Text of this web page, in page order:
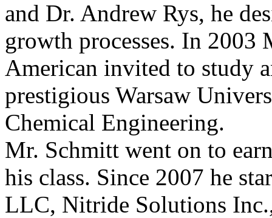
and Dr. Andrew Rys, he
growth processes. In 2003
American invited to study
prestigious Warsaw
Chemical Engineering.
Mr. Schmitt went on to
his class. Since 2007 he
LLC, Nitride Solutions